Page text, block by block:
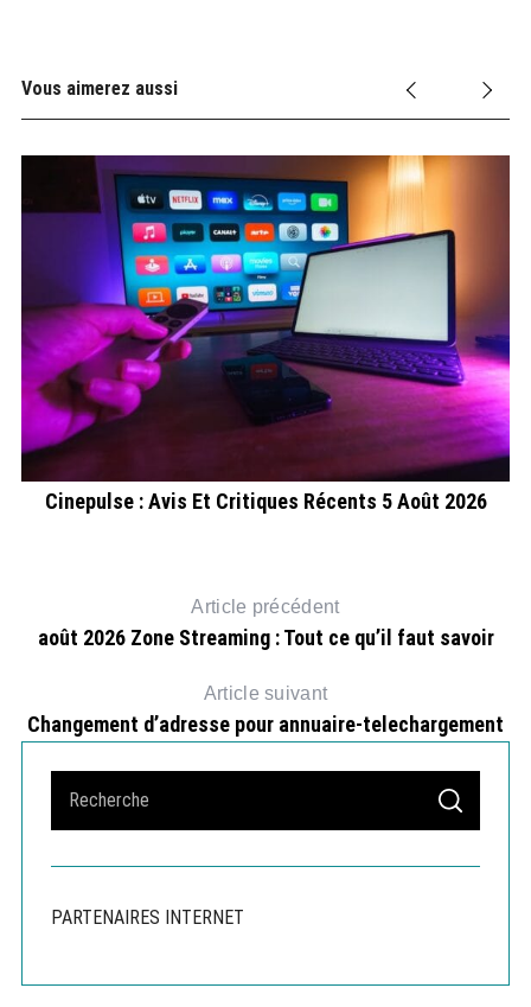
Vous aimerez aussi
Cinepulse : Avis Et Critiques Récents 5 Août 2026
Article précédent
août 2026 Zone Streaming : Tout ce qu’il faut savoir
Article suivant
Changement d’adresse pour annuaire-telechargement
a
r
h
S
A
C
PARTENAIRES INTERNET